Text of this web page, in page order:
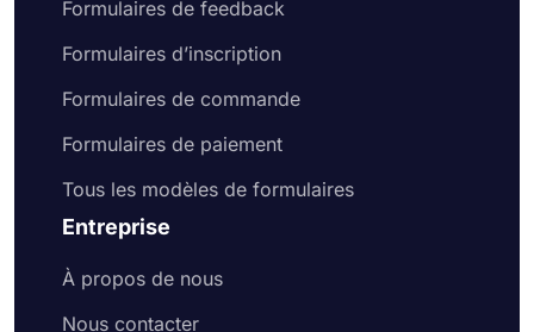
Formulaires de feedback
Formulaires d’inscription
Formulaires de commande
Formulaires de paiement
Tous les modèles de formulaires
Entreprise
À propos de nous
Nous contacter